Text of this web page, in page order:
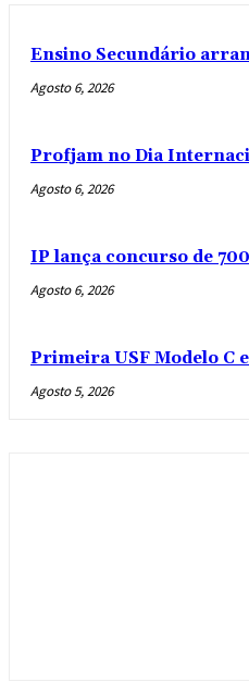
Ensino Secundário
Agosto 6, 2026
Profjam no Dia
Agosto 6, 2026
IP lança concurso de
Agosto 6, 2026
Primeira USF Modelo C
Agosto 5, 2026